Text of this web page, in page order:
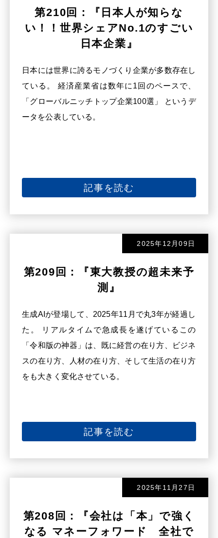
第210回：『日本人が知らな
い！！世界シェアNo.1のすごい
日本企業』
日本には世界に誇るモノづくり企業が多数存在し
ている。 経済産業省は数年に1回のペースで、
「グローバルニッチトップ企業100選」 というデ
ータを公表している。
記事を読む
2025年12月09日
第209回：『東大教授の超未来予
測』
生成AIが登場して、2025年11月で丸3年が経過し
た。 リアルタイムで急成長を遂げているこの
「令和版の神器」は、既に経営の在り方、ビジネ
スの在り方、人材の在り方、そして生活の在り方
をも大きく変化させている。
記事を読む
2025年11月27日
第208回：『会社は「本」で強く
なる マネーフォワード 全社で